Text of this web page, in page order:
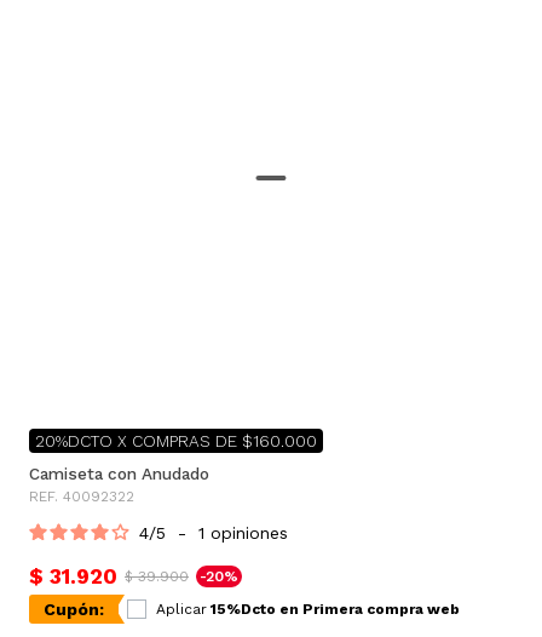
20%DCTO X COMPRAS DE $160.000
Camiseta con Anudado
REF. 40092322
4/5 - 1 opiniones
$ 31.920 $ 39.900 -20%
Cupón: Aplicar 15%Dcto en Primera compra web